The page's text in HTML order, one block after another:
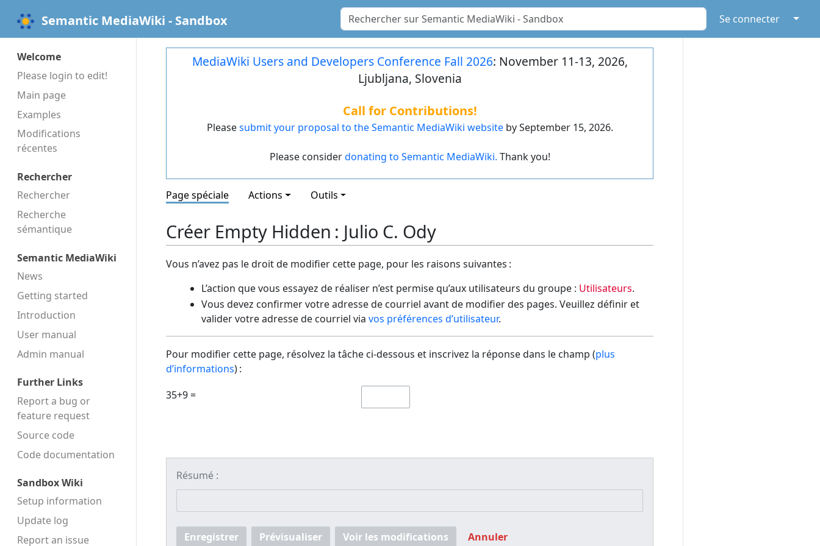
Semantic MediaWiki - Sandbox Se connecter ↓
Welcome
Please login to edit!
Main page
Examples
Modifications
récentes
Rechercher
Rechercher
Recherche
sémantique
Semantic MediaWiki
News
Getting started
Introduction
User manual
Admin manual
Further Links
Report a bug or
feature request
Source code
Code docu­mentation
Sandbox Wiki
Setup information
Update log
Report an issue
MediaWiki Users and Developers Conference Fall 2026: November 11-13, 2026,
Ljubljana, Slovenia
Call for Contributions!
Pleasesubmit your proposal to the Semantic MediaWiki websiteby September 15, 2026.
Please considerdonating to Semantic MediaWiki. Thank you!
Page spéciale Actions Outils
Créer Empty Hidden : Julio C. Ody
Vous n’avez pas le droit de modifier cette page, pour les raisons suivantes :
L’action que vous essayez de réaliser n’est permise qu’aux utilisateurs du groupe : Utilisateurs.
Vous devez confirmer votre adresse de courriel avant de modifier des pages. Veuillez définir et
valider votre adresse de courriel via vos préférences d’utilisateur.
Pour modifier cette page, résolvez la tâche ci-dessous et inscrivez la réponse dans le champ (plus
d’informations) :
35+9 =
Résumé :
Enregistrer Prévisualiser Voir les modifications Annuler